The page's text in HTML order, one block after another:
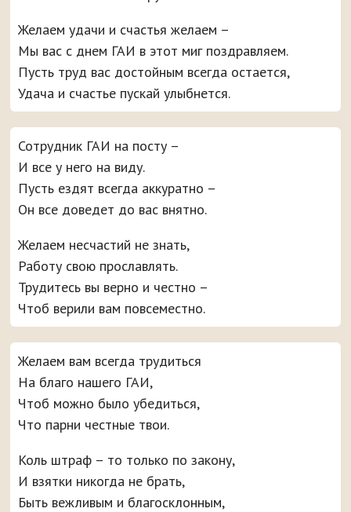
Желаем удачи и счастья желаем –
Мы вас с днем ГАИ в этот миг поздравляем.
Пусть труд вас достойным всегда остается,
Удача и счастье пускай улыбнется.
Сотрудник ГАИ на посту –
И все у него на виду.
Пусть ездят всегда аккуратно –
Он все доведет до вас внятно.
Желаем несчастий не знать,
Работу свою прославлять.
Трудитесь вы верно и честно –
Чтоб верили вам повсеместно.
Желаем вам всегда трудиться
На благо нашего ГАИ,
Чтоб можно было убедиться,
Что парни честные твои.
Коль штраф – то только по закону,
И взятки никогда не брать,
Быть вежливым и благосклонным,